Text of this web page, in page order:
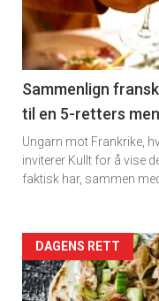
nå
-
5
Sammenlign
til en 5-retters
Ungarn mot Frankrike,
inviterer Kullt for å vise
faktisk har, sammen
Forsiden
akkurat
DAGENS RETT